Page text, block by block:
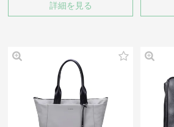
詳細を見る